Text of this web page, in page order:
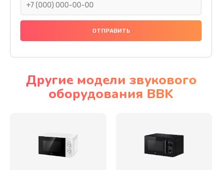
Другие модели звукового
оборудования BBK